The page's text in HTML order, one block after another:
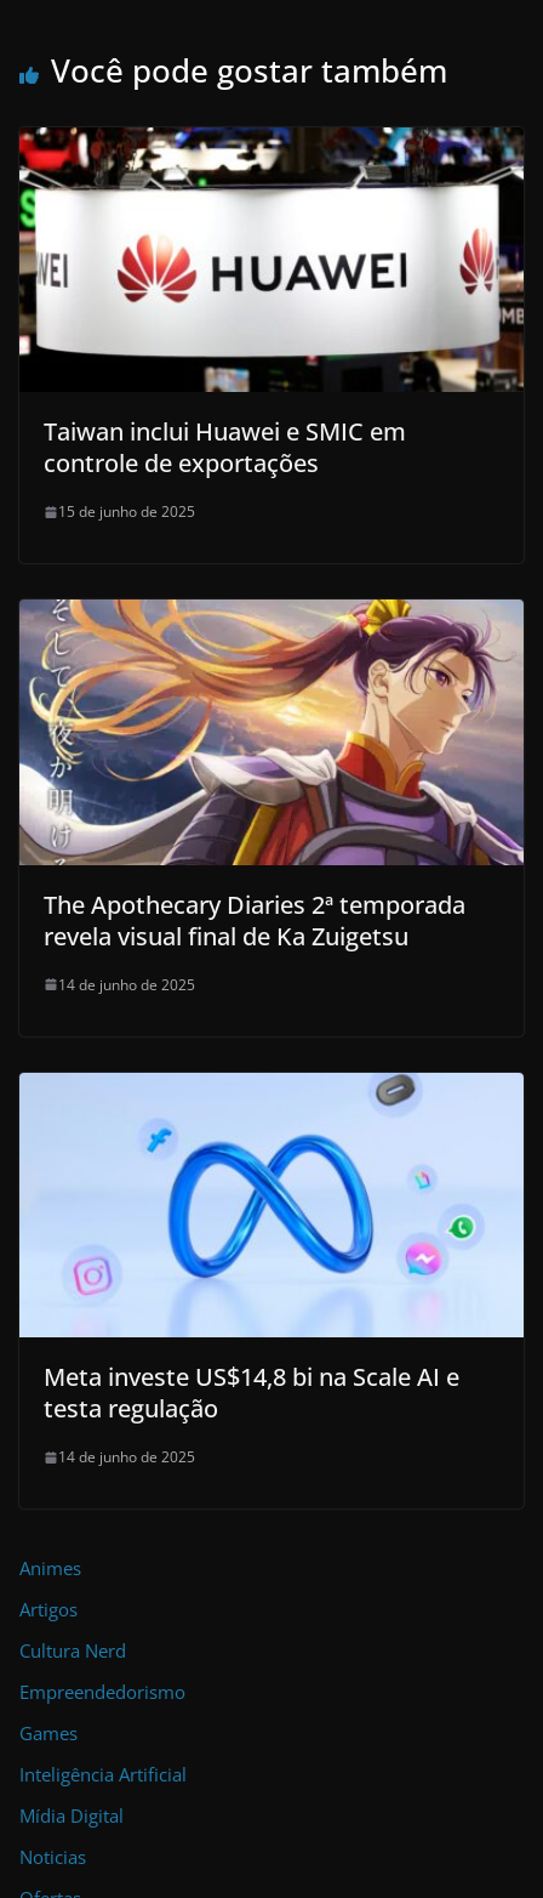
Você pode gostar também
Taiwan inclui Huawei e SMIC em
controle de exportações
15 de junho de 2025
The Apothecary Diaries 2ª temporada
revela visual final de Ka Zuigetsu
14 de junho de 2025
Meta investe US$14,8 bi na Scale AI e
testa regulação
14 de junho de 2025
Animes
Artigos
Cultura Nerd
Empreendedorismo
Games
Inteligência Artificial
Mídia Digital
Noticias